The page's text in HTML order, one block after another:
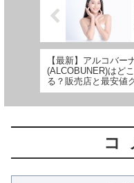
【最新】アルコバー
(ALCOBUNER)はど
る？販売店と最安値
キャンペーン情報を
コ